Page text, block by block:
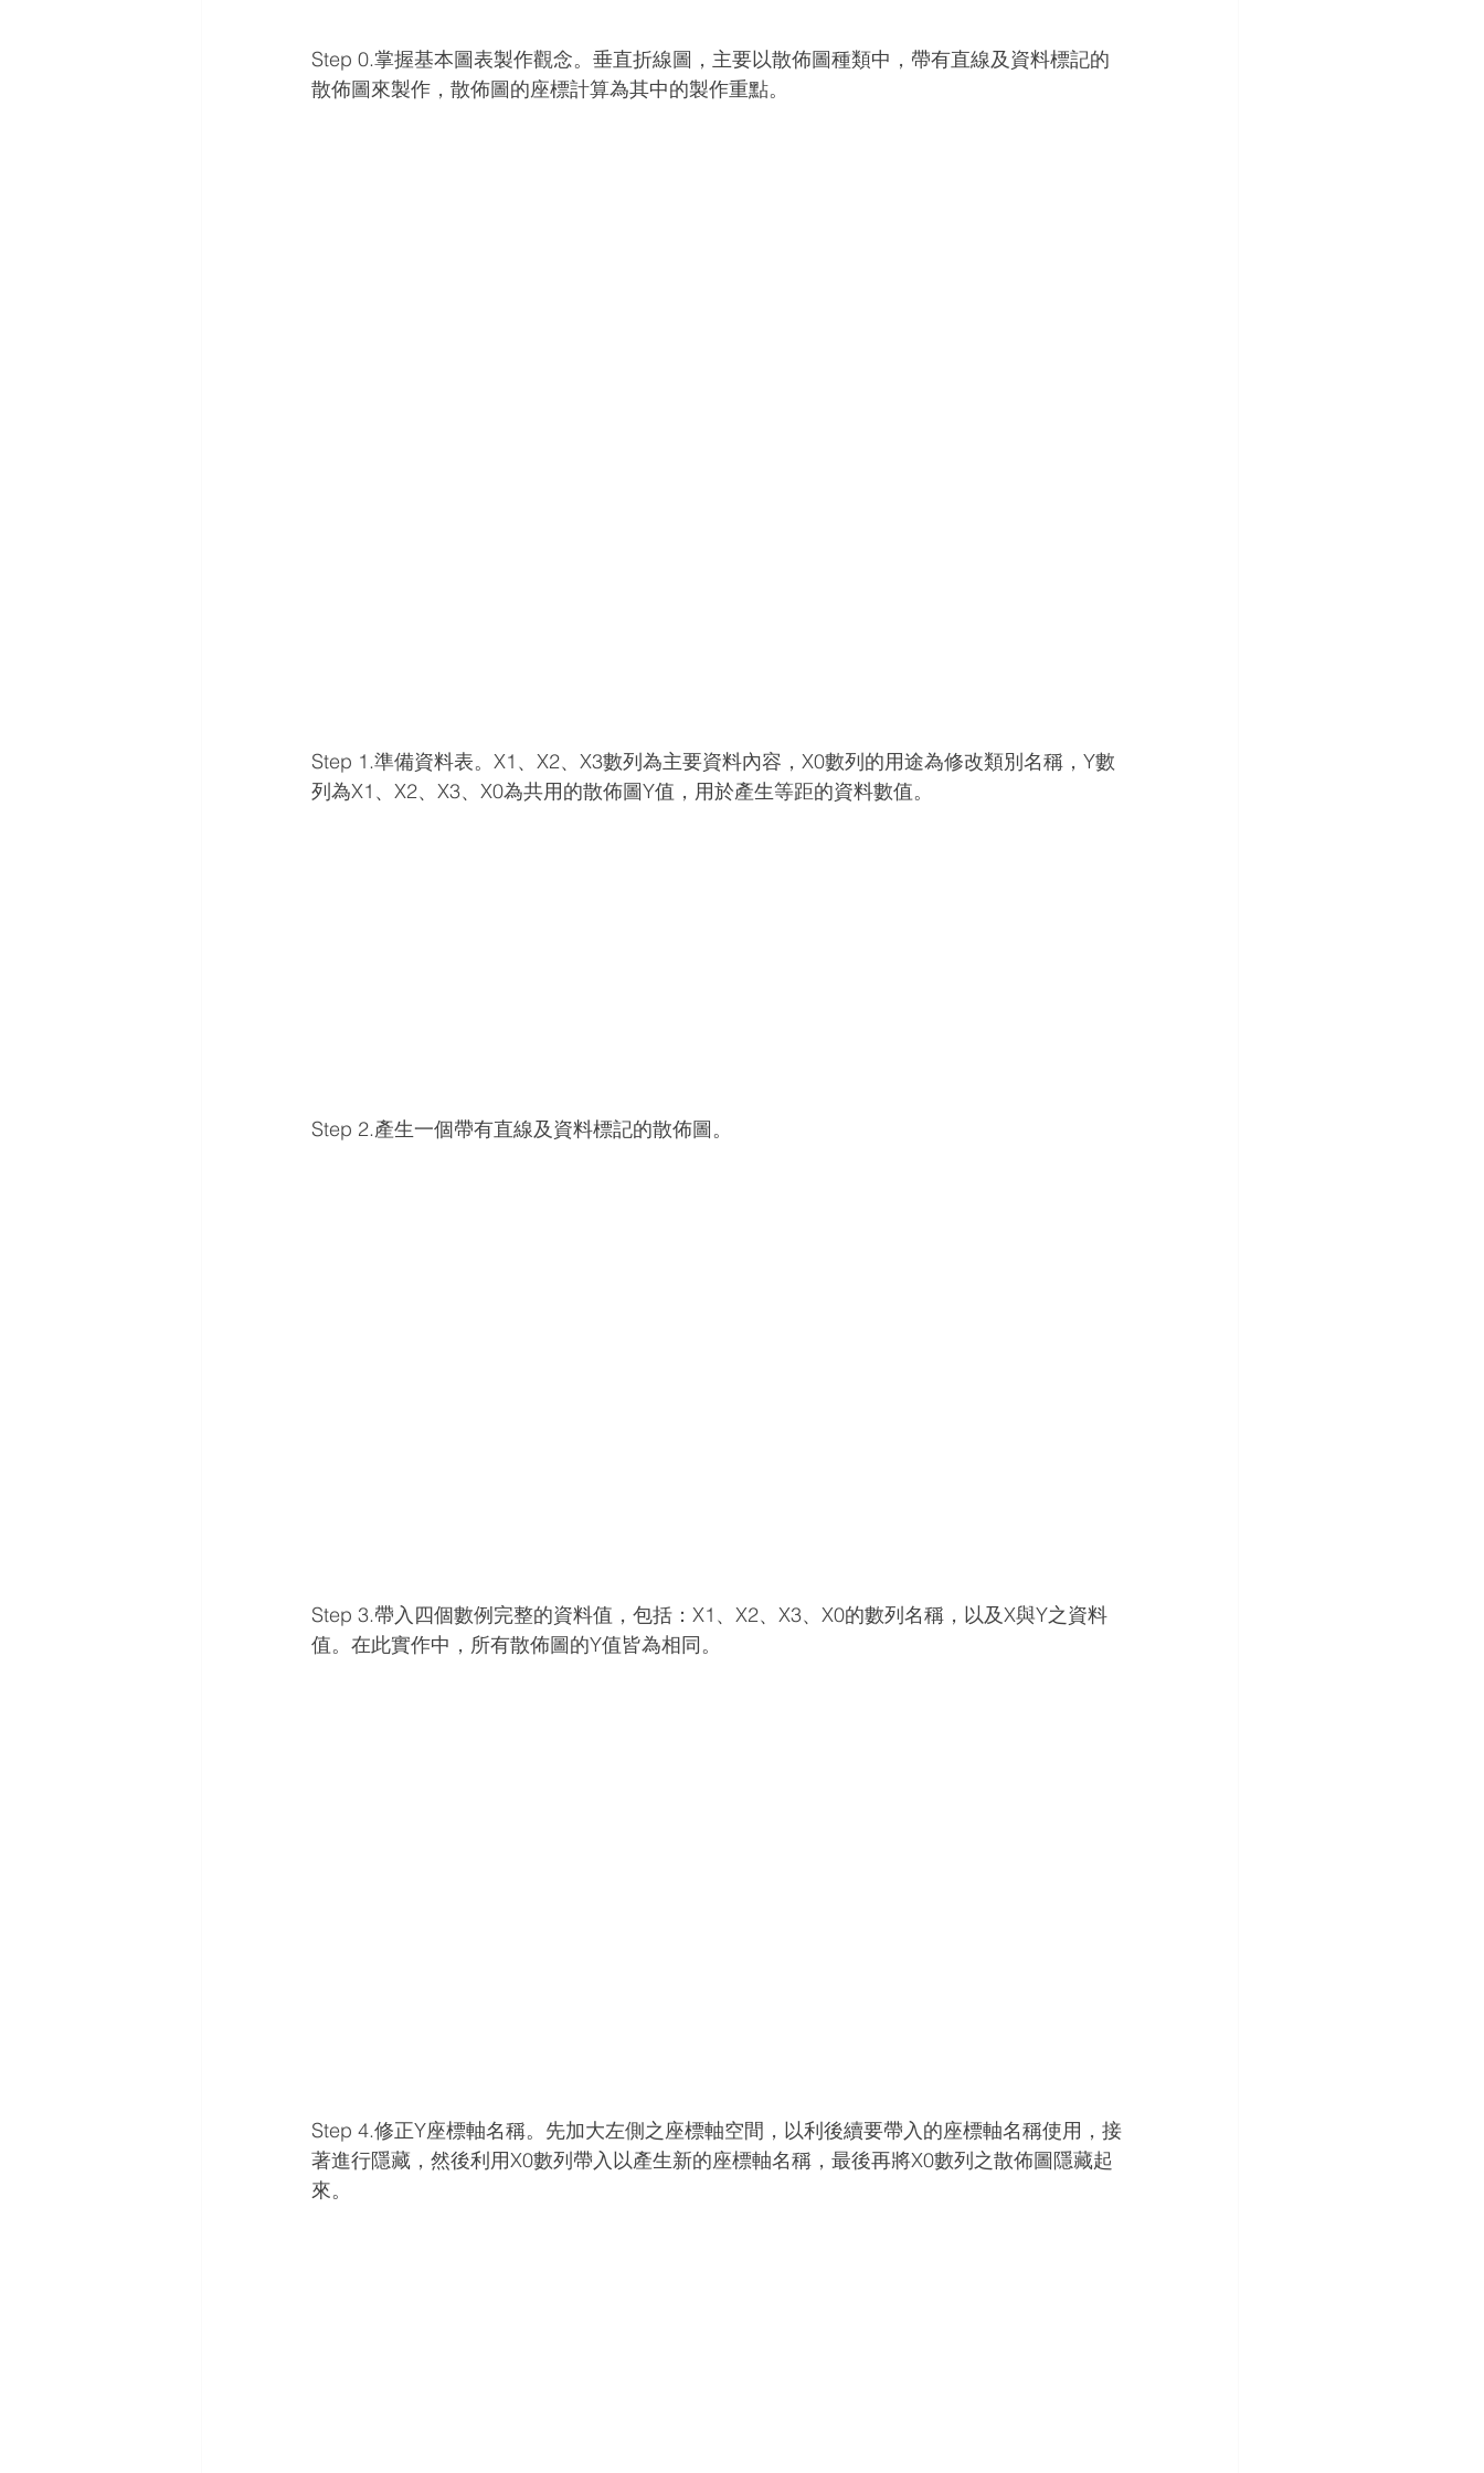
Step 0.掌握基本圖表製作觀念。垂直折線圖，主要以散佈圖種類中，帶有直線及資料標記的
散佈圖來製作，散佈圖的座標計算為其中的製作重點。
Step 1.準備資料表。X1、X2、X3數列為主要資料內容，X0數列的用途為修改類別名稱，Y數
列為X1、X2、X3、X0為共用的散佈圖Y值，用於產生等距的資料數值。
Step 2.產生一個帶有直線及資料標記的散佈圖。
Step 3.帶入四個數例完整的資料值，包括：X1、X2、X3、X0的數列名稱，以及X與Y之資料
值。在此實作中，所有散佈圖的Y值皆為相同。
Step 4.修正Y座標軸名稱。先加大左側之座標軸空間，以利後續要帶入的座標軸名稱使用，接
著進行隱藏，然後利用X0數列帶入以產生新的座標軸名稱，最後再將X0數列之散佈圖隱藏起
來。